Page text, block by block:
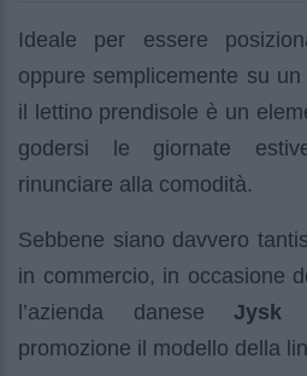
Ideale per essere
oppure semplicemente su
il lettino prendisole è un
godersi le giornate
rinunciare alla comodità.
Sebbene siano davvero
in commercio, in occasione
l’azienda daneseJysk
promozione il modello della